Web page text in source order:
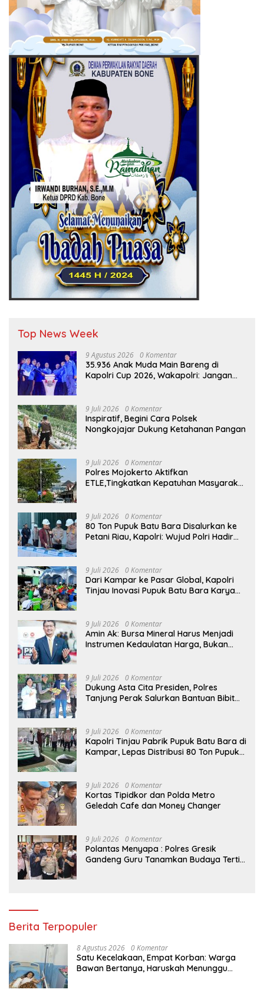
Top News Week
9 Agustus 2026 0 Komentar
35.936 Anak Muda Main Bareng di
Kapolri Cup 2026, Wakapolri: Jangan
9 Juli 2026 0 Komentar
Inspiratif, Begini Cara Polsek
Nongkojajar Dukung Ketahanan Pangan
9 Juli 2026 0 Komentar
Polres Mojokerto Aktifkan
ETLE,Tingkatkan Kepatuhan Masyarakat
9 Juli 2026 0 Komentar
80 Ton Pupuk Batu Bara Disalurkan ke
Petani Riau, Kapolri: Wujud Polri Hadir
9 Juli 2026 0 Komentar
Dari Kampar ke Pasar Global, Kapolri
Tinjau Inovasi Pupuk Batu Bara Karya
9 Juli 2026 0 Komentar
Amin Ak: Bursa Mineral Harus Menjadi
Instrumen Kedaulatan Harga, Bukan
9 Juli 2026 0 Komentar
Dukung Asta Cita Presiden, Polres
Tanjung Perak Salurkan Bantuan Bibit
9 Juli 2026 0 Komentar
Kapolri Tinjau Pabrik Pupuk Batu Bara di
Kampar, Lepas Distribusi 80 Ton Pupuk
9 Juli 2026 0 Komentar
Kortas Tipidkor dan Polda Metro
Geledah Cafe dan Money Changer
9 Juli 2026 0 Komentar
Polantas Menyapa : Polres Gresik
Gandeng Guru Tanamkan Budaya Tertib
Berita Terpopuler
8 Agustus 2026 0 Komentar
Satu Kecelakaan, Empat Korban: Warga
Bawan Bertanya, Haruskah Menunggu